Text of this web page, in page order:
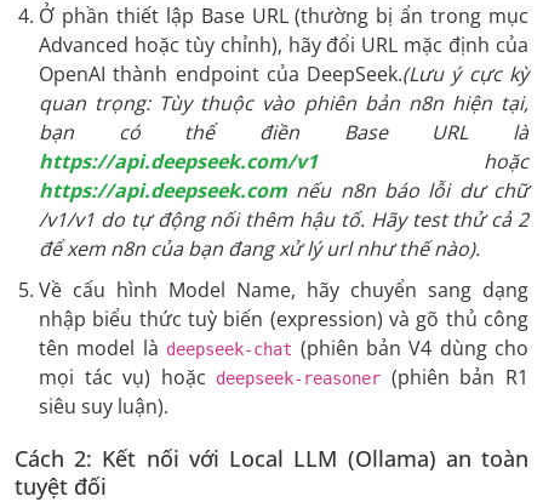
Ở phần thiết lập Base URL (thường bị ẩn trong mục
Advanced hoặc tùy chỉnh), hãy đổi URL mặc định của
OpenAI thành endpoint của DeepSeek.(Lưu ý cực kỳ
quan trọng: Tùy thuộc vào phiên bản n8n hiện tại,
bạn có thể điền Base URL là
https://api.deepseek.com/v1hoặc
https://api.deepseek.com nếu n8n báo lỗi dư chữ
/v1/v1 do tự động nối thêm hậu tố. Hãy test thử cả 2
để xem n8n của bạn đang xử lý url như thế nào).
Về cấu hình Model Name, hãy chuyển sang dạng
nhập biểu thức tuỳ biến (expression) và gõ thủ công
tên model là deepseek-chat (phiên bản V4 dùng cho
mọi tác vụ) hoặc
deepseek-reasoner (phiên bản R1
siêu suy luận).
Cách 2: Kết nối với Local LLM (Ollama) an toàn
tuyệt đối